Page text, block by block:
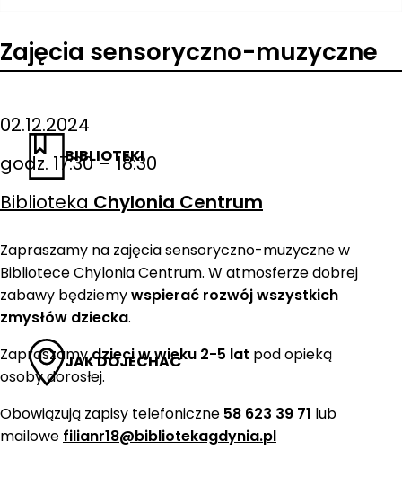
BIBLIOTEKI
JAK DOJECHAĆ
Zajęcia sensoryczno-muzyczne
02.12.2024
godz. 17:30 – 18:30
Biblioteka Chylonia Centrum
Zapraszamy na zajęcia sensoryczno-muzyczne w
Bibliotece Chylonia Centrum. W atmosferze dobrej
zabawy będziemywspierać rozwój wszystkich
zmysłów dziecka.
Zapraszamydzieci w wieku 2-5 lat pod opieką
osoby dorosłej.
Obowiązują zapisy telefoniczne 58 623 39 71 lub
mailowe filianr18@bibliotekagdynia.pl